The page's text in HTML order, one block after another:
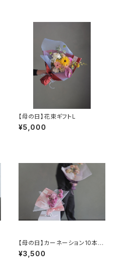
【母の日】花束ギフトL
¥5,000
【母の日】カーネーション10本ミ
ニブーケ
¥3,500